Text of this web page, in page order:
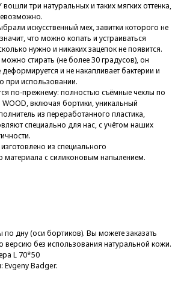
вошли три натуральных и таких мягких оттенка,
искусственный мех, завитки которого не
что можно копать и устраиваться
нужно и никаких зацепок не появится.
стирать (не более 30 градусов), он
деформируется и не накапливает бактерии и
при использовании.
по-прежнему: полностью съёмные чехлы по
WOOD, включая бортики, уникальный
из переработанного пластика,
специально для нас, с учётом наших
из специального
материала с силиконовым напылением.
по дну (оси бортиков). Вы можете заказать
версию без использования натуральной кожи.
L 70*50
Evgeny Badger.